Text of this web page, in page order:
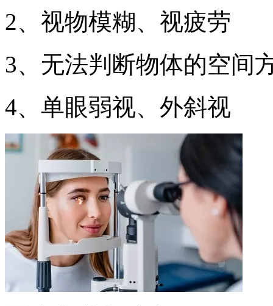
2、视物模糊、视疲劳
3、无法判断物体的空间
4、单眼弱视、外斜视